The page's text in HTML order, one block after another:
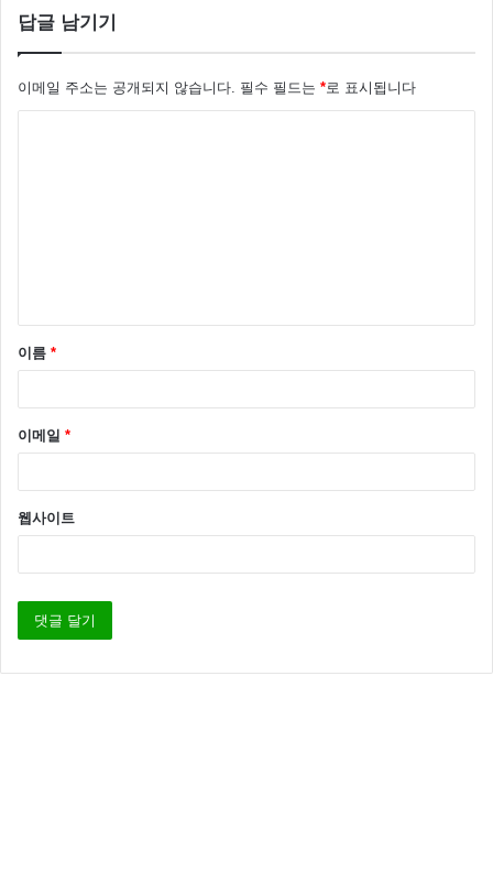
2020년 황금사자기에서 최고의 퍼포먼스를 선보이며
팀을 첫 전국대외 우승을 이끌었고, 김유성 본인도 최우
답글 남기기
이메일 주소는 공개되지 않습니다. 필수 필드는 *로 표시됩니다
이름 *
이메일 *
웹사이트